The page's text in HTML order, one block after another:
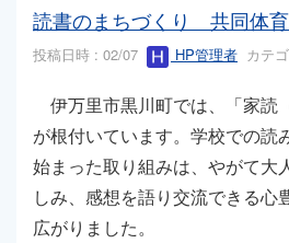
読書のまちづくり 共同体
投稿日時 : 02/07 HP管理者 カテ
伊万里市黒川町では、「家読
が根付いています。学校での読
始まった取り組みは、やがて大
しみ、感想を語り交流できる心
広がりました。